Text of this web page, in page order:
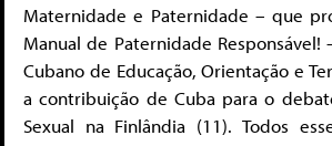
Maternidade e Paternidade – que
Manual de Paternidade Responsável!
Cubano de Educação, Orientação e
a contribuição de Cuba para o
Sexual na Finlândia (11). Todos